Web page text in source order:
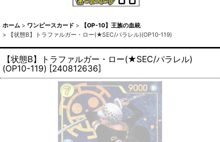
ホーム > ワンピースカード >
【OP-10】王族の血統
>
【状態B】トラファルガー・ロー(★SEC/パラレル)(OP10-119)
【状態B】トラファルガー・ロー(★SEC/パラレル)
(OP10-119) [240812636]